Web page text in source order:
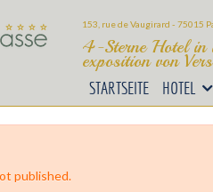
153, rue de Vaugirard - 75015
4-Sterne Hotel in
exposition von
STARTSEITE HOTEL
published.